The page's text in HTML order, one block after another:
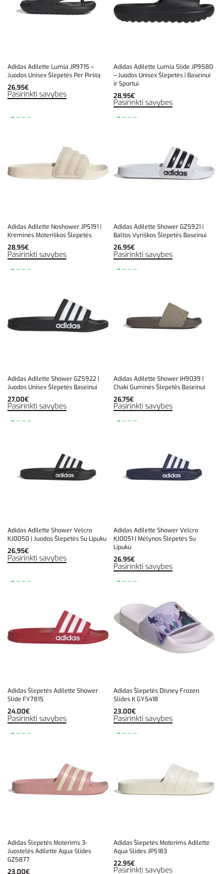
Adidas Adilette Lumia JR9715 –
Juodos Unisex Šlepetės Per Pirštą
26,95€
Pasirinkti savybes
Adidas Adilette Lumia Slide JP9580
– Juodos Unisex Šlepetės | Baseinui
ir Sportui
28,95€
Pasirinkti savybes
Adidas Adilette Noshower JP5191 |
Kreminės Moteriškos Šlepetės
28,95€
Pasirinkti savybes
Adidas Adilette Shower GZ5921 |
Baltos Vyriškos Šlepetės Baseinui
26,95€
Pasirinkti savybes
Adidas Adilette Shower GZ5922 |
Juodos Unisex Šlepetės Baseinui
27,00€
Pasirinkti savybes
Adidas Adilette Shower IH9039 |
Chaki Guminės Šlepetės Baseinui
26,75€
Pasirinkti savybes
Adidas Adilette Shower Velcro
KJ0050 | Juodos Šlepetės Su Lipuku
26,95€
Pasirinkti savybes
Adidas Adilette Shower Velcro
KJ0051 | Mėlynos Šlepetės Su
Lipuku
26,95€
Pasirinkti savybes
Adidas Šlepetės Adilette Shower
Slide FY7815
24,00€
Pasirinkti savybes
Adidas Šlepetės Disney Frozen
Slides K GY5418
23,00€
Pasirinkti savybes
Adidas Šlepetės Moterims 3-
Juostelės Adilette Aqua Slides
GZ5877
23,00€
Adidas Šlepetės Moterims Adilette
Aqua Slides JP5183
22,95€
Pasirinkti savybes